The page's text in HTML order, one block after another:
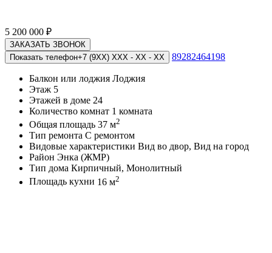
5 200 000 ₽
ЗАКАЗАТЬ ЗВОНОК
Показать телефон+7 (9XX) XXX - XX - XX 89282464198
Балкон или лоджия Лоджия
Этаж 5
Этажей в доме 24
Количество комнат 1 комната
Общая площадь 37 м2
Тип ремонта С ремонтом
Видовые характеристики Вид во двор, Вид на город
Район Энка (ЖМР)
Тип дома Кирпичный, Монолитный
Площадь кухни 16 м2